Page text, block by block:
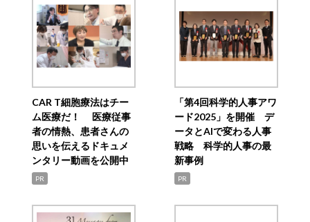
CAR T細胞療法はチー
ム医療だ！ 医療従事
者の情熱、患者さんの
思いを伝えるドキュメ
ンタリー動画を公開中
PR
「第4回科学的人事アワ
ード2025」を開催 デ
ータとAIで変わる人事
戦略 科学的人事の最
新事例
PR